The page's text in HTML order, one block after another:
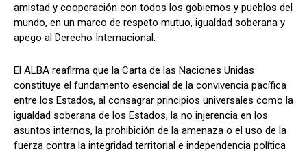
amistad y cooperación con todos los gobiernos y pueblos del
mundo, en un marco de respeto mutuo, igualdad soberana y
apego al Derecho Internacional.
El ALBA reafirma que la Carta de las Naciones Unidas
constituye el fundamento esencial de la convivencia pacífica
entre los Estados, al consagrar principios universales como la
igualdad soberana de los Estados, la no injerencia en los
asuntos internos, la prohibición de la amenaza o el uso de la
fuerza contra la integridad territorial e independencia política